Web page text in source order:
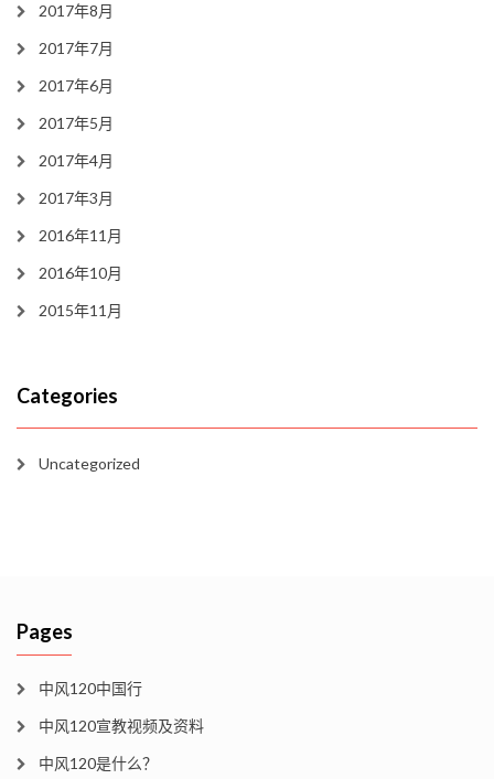
2017年8月
2017年7月
2017年6月
2017年5月
2017年4月
2017年3月
2016年11月
2016年10月
2015年11月
Categories
Uncategorized
Pages
中风120中国行
中风120宣教视频及资料
中风120是什么？